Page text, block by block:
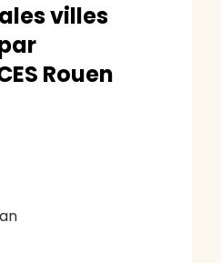
villes
Rouen